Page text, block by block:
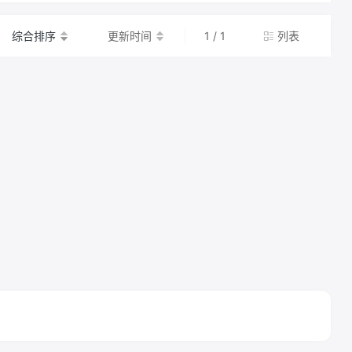
综合排序 更新时间 1 / 1 列表